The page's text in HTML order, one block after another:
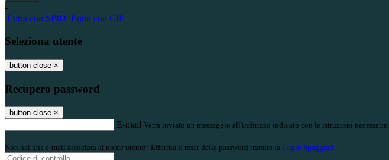
-
Entra con SPID Entra con CIE
Seleziona utente
button close ×
Recupero password
button close ×
E-mail Verrà inviato un messaggio all'indirizzo indicato con le istruzioni necessarie.
Non hai una e-mail associata al nome utente? Effettua il reset della password tramite la Login Spaggiari